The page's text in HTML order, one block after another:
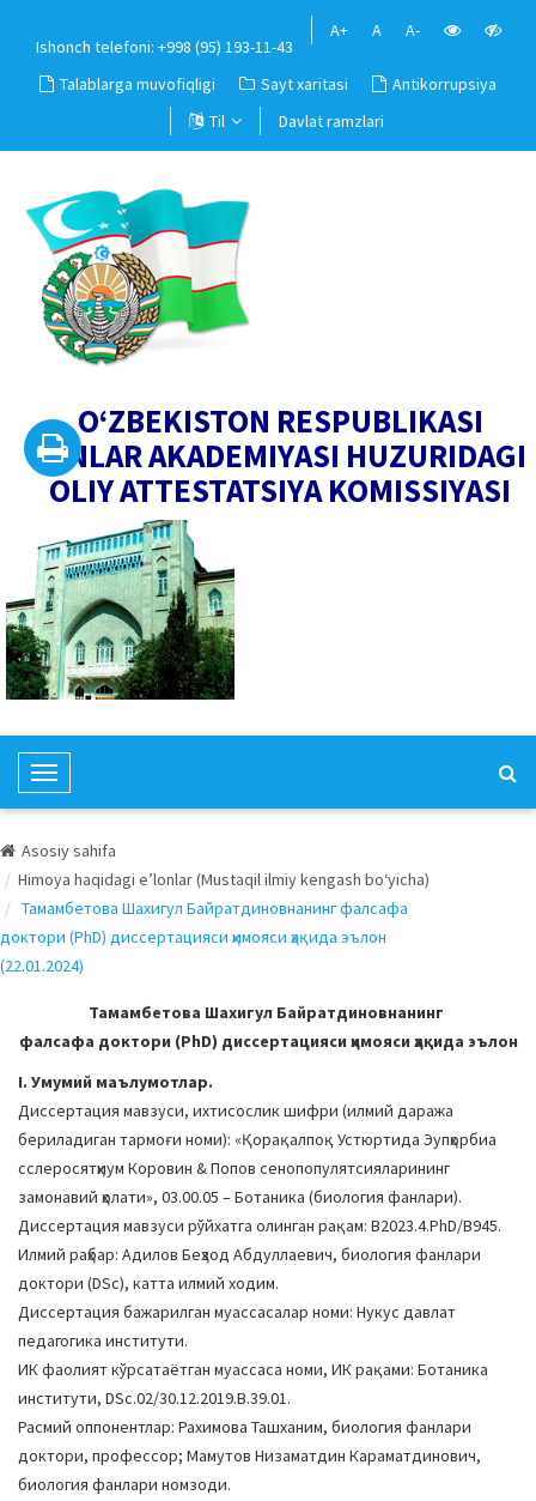
Ishonch telefoni: +998 (95) 193-11-43
A+ A A-
Talablarga muvofiqligi Sayt xaritasi
Antikorrupsiya
Til
Davlat ramzlari
O‘ZBEKISTON RESPUBLIKASI
FANLAR AKADEMIYASI HUZURIDAGI
OLIY ATTESTATSIYA KOMISSIYASI
T
o
g
e
N
a
i
a
t
i
o
n
Asosiy sahifa
Himoya haqidagi e’lonlar (Mustaqil ilmiy kengash bo‘yicha)
Тамамбетова Шахигул Байратдиновнанинг фалсафа
доктори (PhD) диссертацияси ҳимояси ҳақида эълон
(22.01.2024)
Тамамбетова Шахигул Байратдиновнанинг
фалсафа доктори (PhD) диссертацияси ҳимояси ҳақида эълон
I. Умумий маълумотлар.
Диссертация мавзуси, ихтисослик шифри (илмий даража
бериладиган тармоғи номи): «Қорақалпоқ Устюртида Эупҳорбиа
сcлероcятҳиум Коровин & Попов сенопопулятсияларининг
замонавий ҳолати», 03.00.05 – Ботаника (биология фанлари).
Диссертация мавзуси рўйхатга олинган рақам: B2023.4.PhD/B945.
Илмий раҳбар: Адилов Беҳзод Абдуллаевич, биология фанлари
доктори (DSc), катта илмий ходим.
Диссертация бажарилган муассасалар номи: Нукус давлат
педагогика институти.
ИК фаолият кўрсатаётган муассаса номи, ИК рақами: Ботаника
институти, DSc.02/30.12.2019.B.39.01.
Расмий оппонентлар: Рахимова Ташханим, биология фанлари
доктори, профессор; Мамутов Низаматдин Караматдинович,
биология фанлари номзоди.